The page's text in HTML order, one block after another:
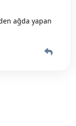
ağda yapan